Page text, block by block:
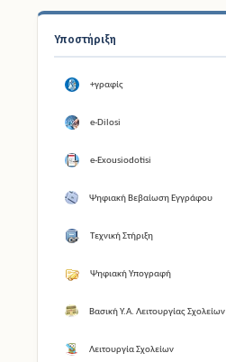
Υποστήριξη
+γραφίς
e-Dilosi
e-Exousiodotisi
Ψηφιακή Βεβαίωση Εγγράφου
Τεχνική Στήριξη
Ψηφιακή Υπογραφή
Βασική Υ.Α. Λειτουργίας Σχολείων
Λειτουργία Σχολείων